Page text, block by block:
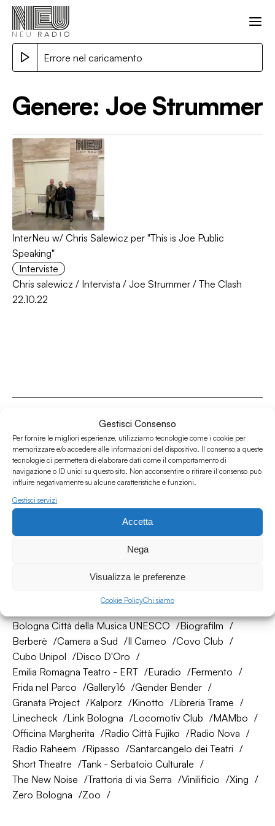
Gestisci Consenso
Per fornire le migliori esperienze, utilizziamo tecnologie come i cookie per
memorizzare e/o accedere alle informazioni del dispositivo. Il consenso a queste
tecnologie ci permetterà di elaborare dati come il comportamento di
navigazione o ID unici su questo sito. Non acconsentire o ritirare il consenso può
influire negativamente su alcune caratteristiche e funzioni.
Gestisci servizi
Accetta
Nega
Visualizza le preferenze
Cookie PolicyChi siamo
Errore nel caricamento
Genere: Joe Strummer
InterNeu w/ Chris Salewicz per "This is Joe Public
Speaking"
Interviste
Chris salewicz / Intervista / Joe Strummer / The Clash
22.10.22
Associazione Culturale Humus
Via degli Orti 63, Bologna 40137
IVA: IT03691751204
CF: 03691751204
Bologna Città della Musica UNESCO
Biografilm
Berberè
Camera a Sud Il Cameo
Covo Club
Cubo Unipol
Disco D'Oro
Emilia Romagna Teatro - ERT
Euradio
Fermento
Frida nel Parco
Gallery16
Gender Bender
Granata Project
Kalporz Kinotto
Libreria Trame
Linecheck
Link Bologna Locomotiv Club
MAMbo
Officina Margherita
Radio Città Fujiko
Radio Nova
Radio Raheem
Ripasso
Santarcangelo dei Teatri
Short Theatre
Tank - Serbatoio Culturale
The New Noise
Trattoria di via Serra Vinilificio
Xing
Zero Bologna
Zoo